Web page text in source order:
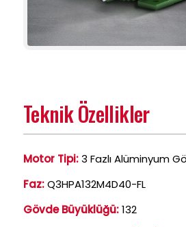
Teknik Özellikler
Motor Tipi:3 Fazlı Alüminyum
Faz:Q3HPA132M4D40-FL
Gövde Büyüklüğü:132